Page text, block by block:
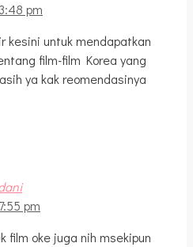
pm
kesini untuk mendapatkan
film-film Korea yang
ya kak reomendasinya
pm
film oke juga nih msekipun